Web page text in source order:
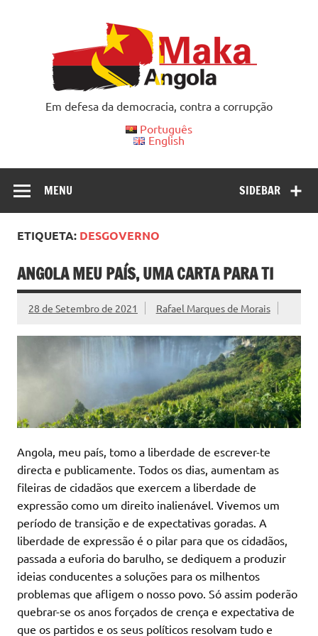
Em defesa da democracia, contra a corrupção
Português
English
SIDEBAR
MENU
ETIQUETA: DESGOVERNO
ANGOLA MEU PAÍS, UMA CARTA PARA TI
28 de Setembro de 2021 Rafael Marques de Morais
Angola, meu país, tomo a liberdade de escrever-te
directa e publicamente. Todos os dias, aumentam as
fileiras de cidadãos que exercem a liberdade de
expressão como um direito inalienável. Vivemos um
período de transição e de expectativas goradas. A
liberdade de expressão é o pilar para que os cidadãos,
passada a euforia do barulho, se dediquem a produzir
ideias conducentes a soluções para os milhentos
problemas que afligem o nosso povo. Só assim poderão
quebrar-se os anos forçados de crença e expectativa de
que os partidos e os seus políticos resolvam tudo e